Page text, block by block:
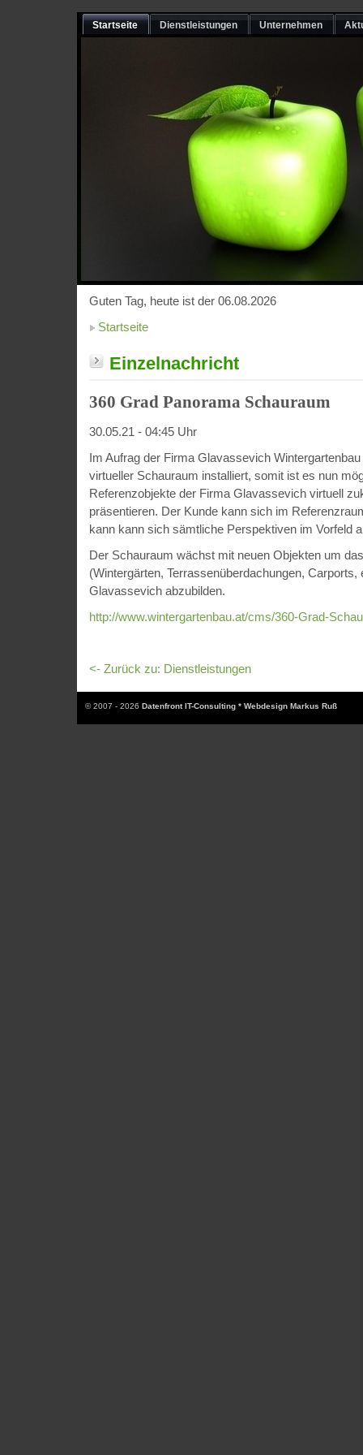
Startseite Dienstleistungen Unternehmen
Guten Tag, heute ist der 06.08.2026
Startseite
Einzelnachricht
360 Grad Panorama Schauraum
30.05.21 - 04:45 Uhr
Im Aufrag der Firma Glavassevich
virtueller Schauraum installiert, somit ist es nun
Referenzobjekte der Firma Glavassevich virtuell
präsentieren. Der Kunde kann sich im
kann kann sich sämtliche Perspektiven im Vorfeld
Der Schauraum wächst mit neuen Objekten um
(Wintergärten, Terrassenüberdachungen, Carports,
Glavassevich abzubilden.
http://www.wintergartenbau.at/cms/360-Grad-
<- Zurück zu: Dienstleistungen
© 2007 - 2026 Datenfront IT-Consulting * Webdesign Markus Ruß